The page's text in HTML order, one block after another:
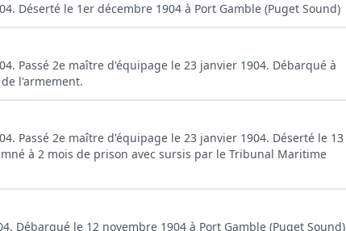
Déserté le 1er décembre 1904 à Port Gamble (Puget Sound)
Passé 2e maître d'équipage le 23 janvier 1904. Débarqué à
l'armement.
Passé 2e maître d'équipage le 23 janvier 1904. Déserté le 13
à 2 mois de prison avec sursis par le Tribunal Maritime
Débarqué le 12 novembre 1904 à Port Gamble (Puget Sound)